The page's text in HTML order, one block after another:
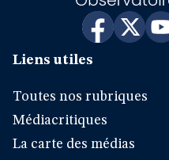
Liens utiles
Toutes nos rubriques
Médiacritiques
La carte des médias